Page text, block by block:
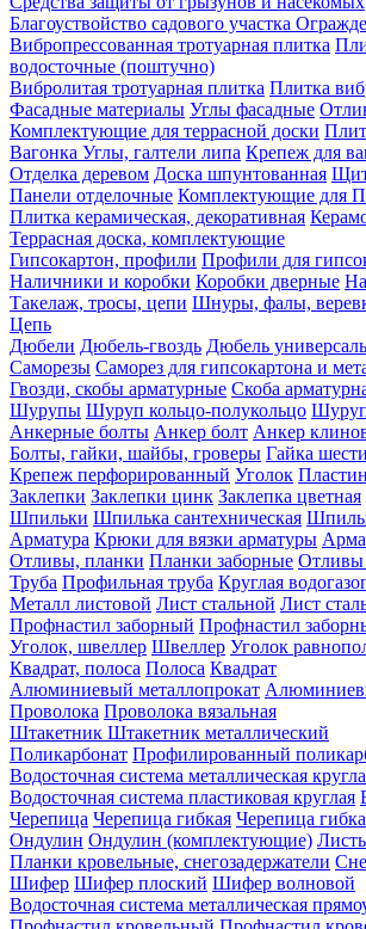
Благоуствойство садового участка
Вибропрессованная тротуарная плитка
водосточные (поштучно)
Вибролитая тротуарная плитка Плитка
Фасадные материалы Углы фасадные
Комплектующие для террасной доски
Вагонка Углы, галтели липа Крепеж для
Отделка деревом Доска шпунтованная
Панели отделочные Комплектующие для
Плитка керамическая, декоративная
Террасная доска, комплектующие
Гипсокартон, профили Профили для
Наличники и коробки Коробки дверные
Такелаж, тросы, цепи Шнуры, фалы,
Цепь
Дюбели Дюбель-гвоздь Дюбель
Саморезы Саморез для гипсокартона и
Гвозди, скобы арматурные Скоба
Шурупы Шуруп кольцо-полукольцо
Анкерные болты Анкер болт Анкер
Болты, гайки, шайбы, гроверы Гайка
Крепеж перфорированный Уголок
Заклепки Заклепки цинк Заклепка цветная
Шпильки Шпилька сантехническая
Арматура Крюки для вязки арматуры
Отливы, планки Планки заборные Отливы
Труба Профильная труба Круглая
Металл листовой Лист стальной Лист
Профнастил заборный Профнастил
Уголок, швеллер Швеллер Уголок
Квадрат, полоса Полоса Квадрат
Алюминиевый металлопрокат
Проволока Проволока вязальная
Штакетник Штакетник металлический
Поликарбонат Профилированный
Водосточная система металлическая
Водосточная система пластиковая круглая
Черепица Черепица гибкая Черепица
Ондулин Ондулин (комплектующие)
Планки кровельные, снегозадержатели
Шифер Шифер плоский Шифер волновой
Водосточная система металлическая